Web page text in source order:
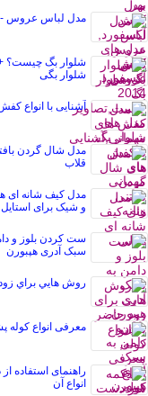
مدل لباس عروس
شلوار بگ چیست؟
شلوار بگی
آشنایی با انواع
مدل شال گردن
قلاب
مدل کیف شانه ای
و شیک برای
ست کردن بلوز و
سبک آدری هپبورن
روش هايي براي
معرفی انواع کوله
راهنمای استفاده
انواع آن